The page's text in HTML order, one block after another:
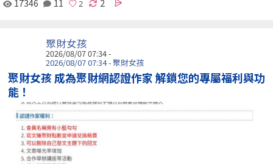
17346 11 2
聚財女孩
2026/08/07 07:34 -
2026/08/07 07:34 - 聚財女孩
聚財女孩 成為聚財網認證作家 解鎖您的專屬福利與功
能！